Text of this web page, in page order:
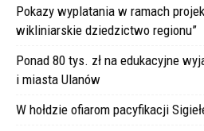
Pokazy wyplatania w ramach
wikliniarskie dziedzictwo regionu”
Ponad 80 tys. zł na edukacyjne
i miasta Ulanów
W hołdzie ofiarom pacyfikacji